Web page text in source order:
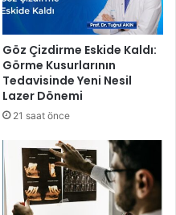
Göz Çizdirme Eskide Kaldı:
Görme Kusurlarının
Tedavisinde Yeni Nesil
Lazer Dönemi
21 saat önce